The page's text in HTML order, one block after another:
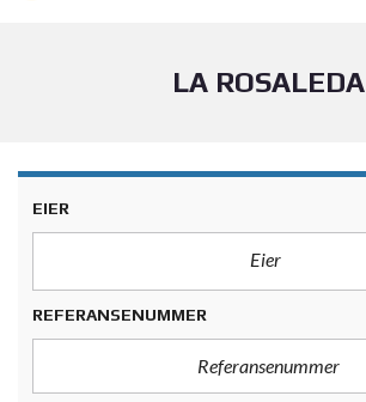
LA ROSALEDA
EIER
Eier
REFERANSENUMMER